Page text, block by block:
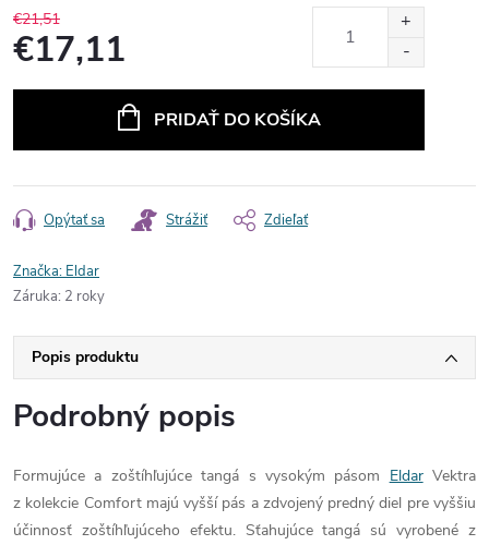
€21,51
€17,11
PRIDAŤ DO KOŠÍKA
Opýtať sa Strážiť Zdieľať
Značka: Eldar
Záruka: 2 roky
Popis produktu
Podrobný popis
Formujúce a zoštíhľujúce tangá s vysokým pásom EldarVektra
z kolekcie Comfort majú vyšší pás a zdvojený predný diel pre vyššiu
účinnosť zoštíhľujúceho efektu. Sťahujúce tangá sú vyrobené z